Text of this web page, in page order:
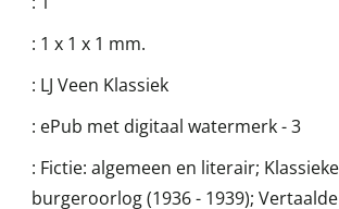
: 1 x 1 x 1 mm.
: LJ Veen Klassiek
: ePub met digitaal watermerk - 3
: Fictie: algemeen en literair;
burgeroorlog (1936 - 1939);